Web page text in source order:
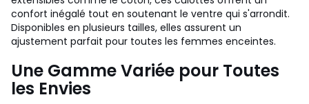
confort inégalé tout en soutenant le ventre qui s'arrondit.
Disponibles en plusieurs tailles, elles assurent un
ajustement parfait pour toutes les femmes enceintes.
Une Gamme Variée pour Toutes
les Envies